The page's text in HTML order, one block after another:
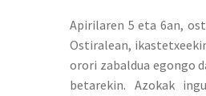
Apirilaren 5 eta 6an,
Ostiralean,
orori zabaldua egongo
betarekin. Azokak